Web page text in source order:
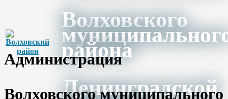
Волховского
района
Ленинградской
Администрация
Волховского муниципального